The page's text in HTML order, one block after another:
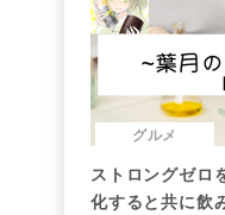
グルメ
ストロングゼロ
化すると共に飲